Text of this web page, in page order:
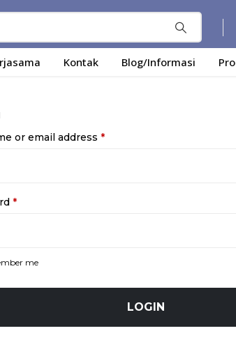
Kontak Blog/Informasi
or email address *
*
me
LOGIN